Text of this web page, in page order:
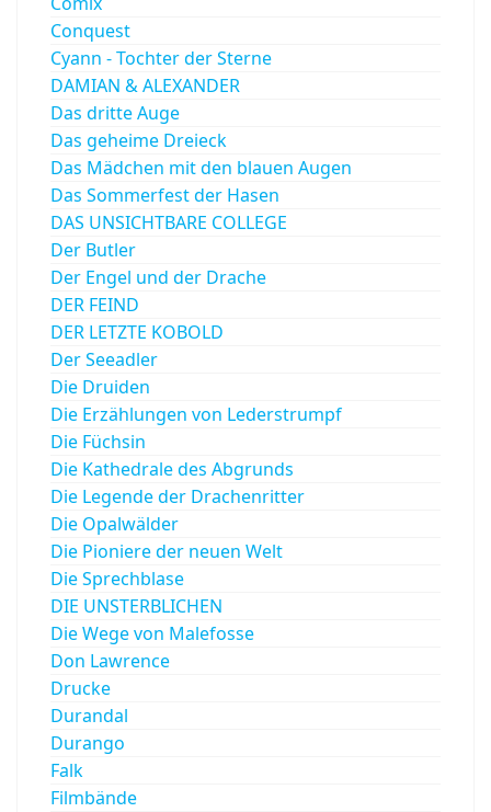
Conquest
Cyann - Tochter der Sterne
DAMIAN & ALEXANDER
Das dritte Auge
Das geheime Dreieck
Das Mädchen mit den blauen Augen
Das Sommerfest der Hasen
DAS UNSICHTBARE COLLEGE
Der Butler
Der Engel und der Drache
DER FEIND
DER LETZTE KOBOLD
Der Seeadler
Die Druiden
Die Erzählungen von Lederstrumpf
Die Füchsin
Die Kathedrale des Abgrunds
Die Legende der Drachenritter
Die Opalwälder
Die Pioniere der neuen Welt
Die Sprechblase
DIE UNSTERBLICHEN
Die Wege von Malefosse
Don Lawrence
Drucke
Durandal
Durango
Falk
Filmbände